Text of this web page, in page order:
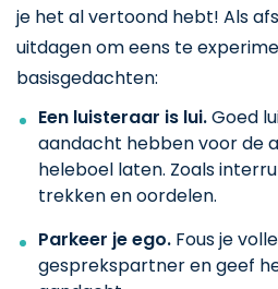
je het al vertoond hebt! Als
uitdagen om eens te
basisgedachten:
Een luisteraar is lui.Goed
aandacht hebben voor de
heleboel laten. Zoals
trekken en oordelen.
Parkeer je ego. Fous je
gesprekspartner en geef